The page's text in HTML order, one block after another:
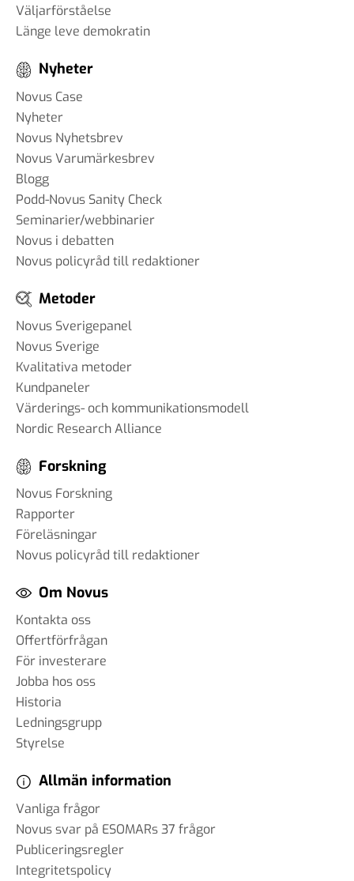
Väljarförståelse
Länge leve demokratin
Nyheter
Novus Case
Nyheter
Novus Nyhetsbrev
Novus Varumärkesbrev
Blogg
Podd-Novus Sanity Check
Seminarier/webbinarier
Novus i debatten
Novus policyråd till redaktioner
Metoder
Novus Sverigepanel
Novus Sverige
Kvalitativa metoder
Kundpaneler
Värderings- och kommunikationsmodell
Nordic Research Alliance
Forskning
Novus Forskning
Rapporter
Föreläsningar
Novus policyråd till redaktioner
Om Novus
Kontakta oss
Offertförfrågan
För investerare
Jobba hos oss
Historia
Ledningsgrupp
Styrelse
Allmän information
Vanliga frågor
Novus svar på ESOMARs 37 frågor
Publiceringsregler
Integritetspolicy